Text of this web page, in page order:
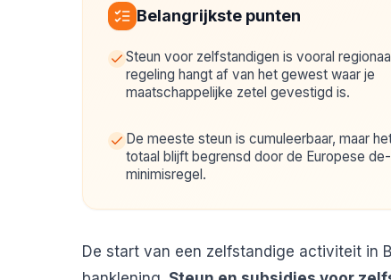
Belangrijkste punten
Steun voor zelfstandigen is vooral
regeling hangt af van het gewest waar je
maatschappelijke zetel gevestigd is.
De meeste steun is cumuleerbaar, maar
totaal blijft begrensd door de Europese de-
minimisregel.
De start van een zelfstandige activiteit in